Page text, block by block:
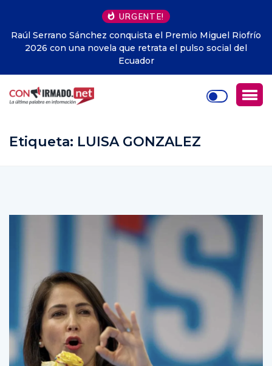
URGENTE!
De la Espriella anuncia adhesión de Colombia al Escudo
de las Américas propuesto por EEUU
Etiqueta: LUISA GONZALEZ